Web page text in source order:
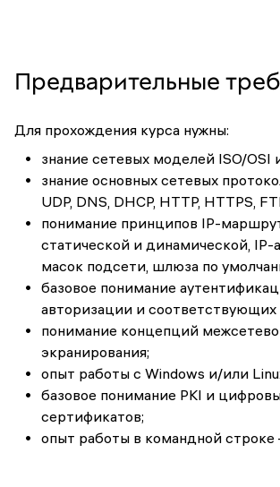
Предварительные
Для прохождения курса нужны:
знание сетевых моделей ISO/OSI
знание основных сетевых
UDP, DNS, DHCP, HTTP, HTTPS,
понимание принципов IP-
статической и динамической, IP-
масок подсети, шлюза по
базовое понимание
авторизации и соответствующих
понимание концепций
экранирования;
опыт работы с Windows и/или
базовое понимание PKI и
сертификатов;
опыт работы в командной